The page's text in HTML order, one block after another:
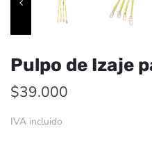
Pulpo de Izaje
$39.000
IVA incluido